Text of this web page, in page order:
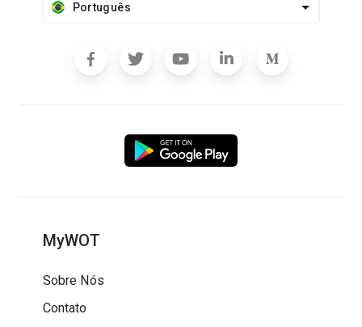
Português
MyWOT
Sobre Nós
Contato